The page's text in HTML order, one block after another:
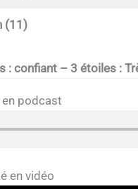
(11)
: confiant – 3 étoiles :
en podcast
en vidéo